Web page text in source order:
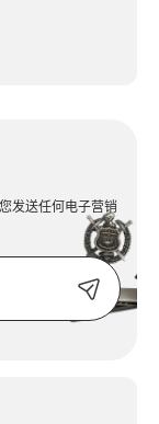
发送任何电子营销